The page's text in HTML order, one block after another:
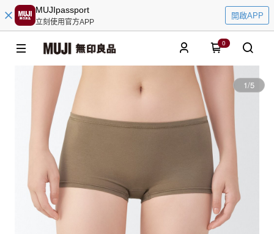
MUJIpassport
立刻使用官方APP
開啟APP
0
1/5